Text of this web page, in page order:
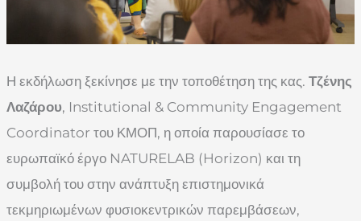
Η εκδήλωση ξεκίνησε με την τοποθέτηση της κας. Τζένης
Λαζάρου, Institutional & Community Engagement
Coordinator του ΚΜΟΠ, η οποία παρουσίασε το
ευρωπαϊκό έργο NATURELAB (Horizon) και τη
συμβολή του στην ανάπτυξη επιστημονικά
τεκμηριωμένων φυσιοκεντρικών παρεμβάσεων,